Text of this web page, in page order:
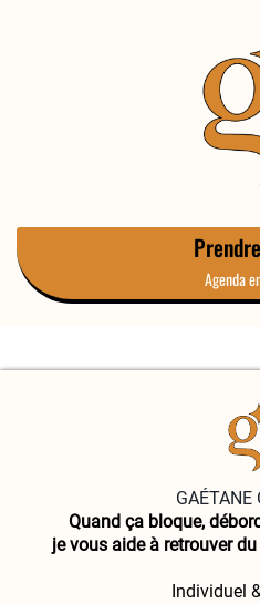
Agenda
GAÉTANE
Quand ça bloque,
je vous aide à retrouver du
Individuel